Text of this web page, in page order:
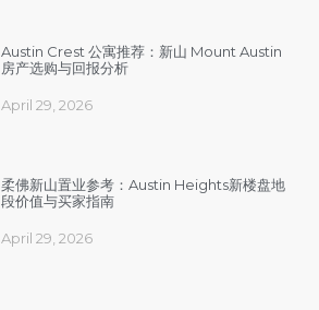
Austin Crest 公寓推荐：新山 Mount Austin
房产选购与回报分析
April 29, 2026
柔佛新山置业参考：Austin Heights新楼盘地
段价值与买家指南
April 29, 2026